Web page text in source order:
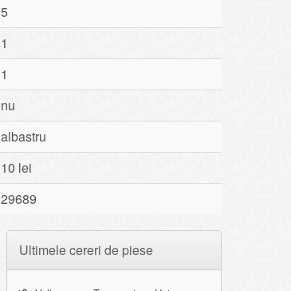
5
1
1
nu
albastru
10 lei
29689
Ultimele cereri de piese